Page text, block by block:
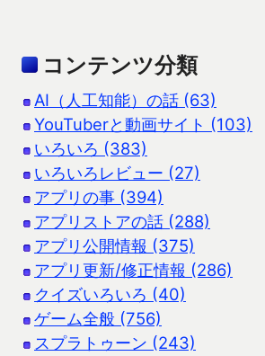
コンテンツ分類
AI（人工知能）の話 (63)
YouTuberと動画サイト (103)
いろいろ (383)
いろいろレビュー (27)
アプリの事 (394)
アプリストアの話 (288)
アプリ公開情報 (375)
アプリ更新/修正情報 (286)
クイズいろいろ (40)
ゲーム全般 (756)
スプラトゥーン (243)